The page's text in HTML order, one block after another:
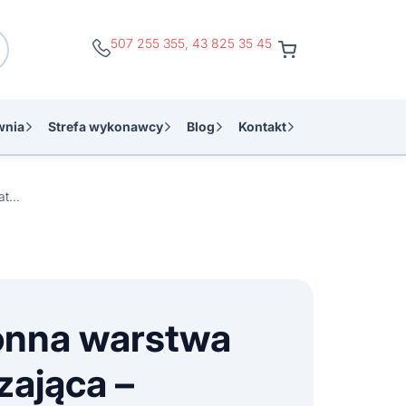
507 255 355 43 825 35 45
Strefa wykonawcy Blog Kontakt
HG ochronna warstwa nabłyszczająca – satynowy połysk 1l
warstwa
–